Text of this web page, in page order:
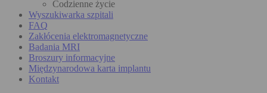
Codzienne życie
Wyszukiwarka szpitali
FAQ
Zakłócenia elektromagnetyczne
Badania MRI
Broszury informacyjne
Międzynarodowa karta implantu
Kontakt